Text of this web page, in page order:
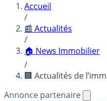
Accueil
/
📰 Actualités
/
🏠 News Immobilier
/
🏢 Actualités de
Annonce partenaire